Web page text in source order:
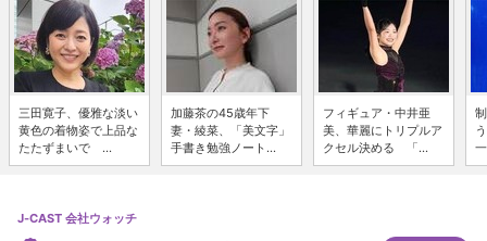
三田寛子、優雅な淡い
黄色の着物姿で上品な
たたずまいで ...
加藤茶の45歳年下
妻・綾菜、「美文字」
手書き勉強ノート...
フィギュア・中井亜
美、華麗にトリプルア
クセル決める 「...
J-CAST 会社ウォッチ